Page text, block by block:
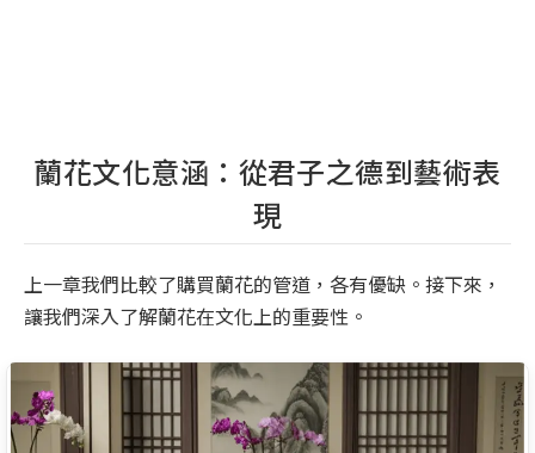
蘭花文化意涵：從君子之德到藝術表
現
上一章我們比較了購買蘭花的管道，各有優缺。接下來，
讓我們深入了解蘭花在文化上的重要性。